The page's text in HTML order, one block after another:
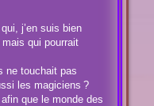
j’en suis bien
qui pourrait
ne touchait pas
les magiciens ?
que le monde des